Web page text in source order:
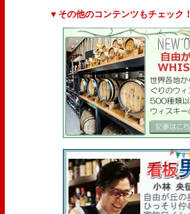
▼その他のコンテンツもチェック！